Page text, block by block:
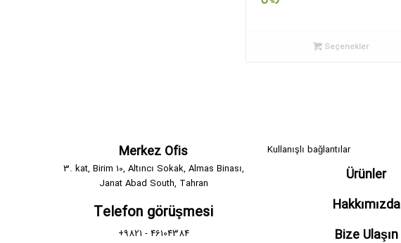
Seçenekler
Merkez Ofis
3. kat, Birim 10, Altıncı Sokak, Almas Binası,
Janat Abad South, Tahran
Telefon görüşmesi
+9821 - 46104384
Kullanışlı bağlantılar
Ürünler
Hakkımızda
Bize Ulaşın